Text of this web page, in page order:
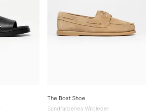
The Boat Shoe
Sandfarbenes Wildleder